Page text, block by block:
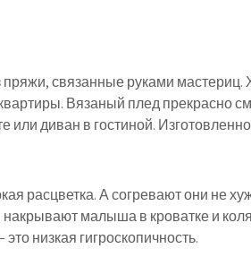
связанные руками
Вязаный плед прекрасно
или диван в гостиной.
расцветка. А согревают они не
малыша в кроватке и
низкая гигроскопичность.